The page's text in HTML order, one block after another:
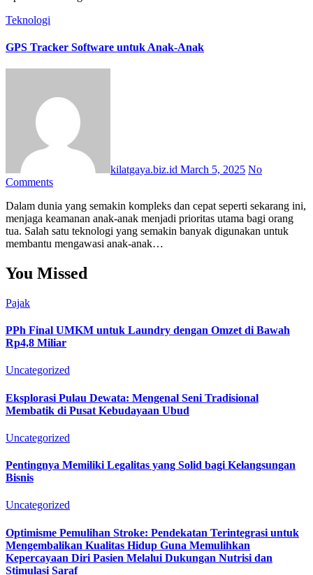
Teknologi
GPS Tracker Software untuk Anak-Anak
kilatgaya.biz.id March 5, 2025 No
Comments
Dalam dunia yang semakin kompleks dan cepat seperti sekarang ini,
menjaga keamanan anak-anak menjadi prioritas utama bagi orang
tua. Salah satu teknologi yang semakin banyak digunakan untuk
membantu mengawasi anak-anak…
You Missed
Pajak
PPh Final UMKM untuk Laundry dengan Omzet di Bawah
Rp4,8 Miliar
Uncategorized
Eksplorasi Pulau Dewata: Mengenal Seni Tradisional
Membatik di Pusat Kebudayaan Ubud
Uncategorized
Pentingnya Memiliki Legalitas yang Solid bagi Kelangsungan
Bisnis
Uncategorized
Optimisme Pemulihan Stroke: Pendekatan Terintegrasi untuk
Mengembalikan Kualitas Hidup Guna Memulihkan
Kepercayaan Diri Pasien Melalui Dukungan Nutrisi dan
Stimulasi Saraf